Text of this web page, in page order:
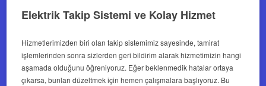
Elektrik Takip Sistemi ve Kolay Hizmet
Hizmetlerimizden biri olan takip sistemimiz sayesinde, tamirat
işlemlerinden sonra sizlerden geri bildirim alarak hizmetimizin hangi
aşamada olduğunu öğreniyoruz. Eğer beklenmedik hatalar ortaya
çıkarsa, bunları düzeltmek için hemen çalışmalara başlıyoruz. Bu